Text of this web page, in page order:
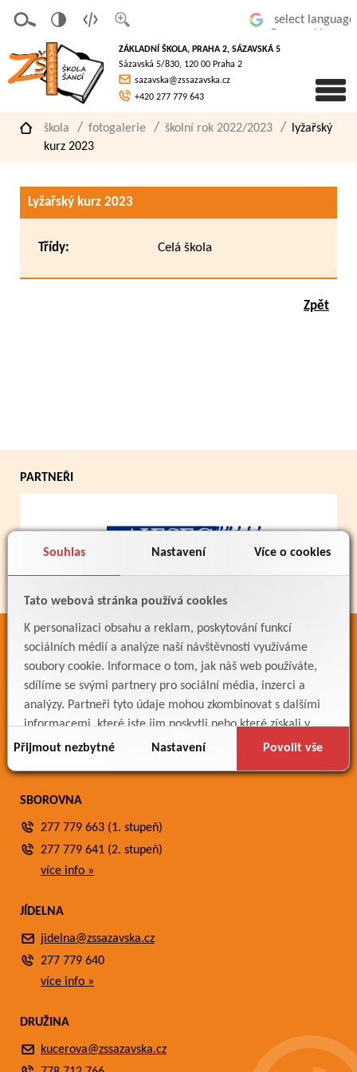
Souhlas Nastavení Více o cookies
Tato webová stránka používá cookies
K personalizaci obsahu a reklam, poskytování funkcí
sociálních médií a analýze naší návštěvnosti využíváme
soubory cookie. Informace o tom, jak náš web používáte,
sdílíme se svými partnery pro sociální média, inzerci a
analýzy. Partneři tyto údaje mohou zkombinovat s dalšími
informacemi, které jste jim poskytli nebo které získali v
důsledku toho, že používáte jejich služby.
Přijmout nezbytné Nastavení Povolit vše
písmo
á
verze
pro
slaboz
raké
ZÁKLADNÍ ŠKOLA, PRAHA 2, SÁZAVSKÁ 5
Sázavská 5/830, 120 00 Praha 2
sazavska@zssazavska.cz
+420 277 779 643
škola fotogalerie školní rok 2022/2023
lyžařský
kurz 2023
Lyžařský kurz 2023
Třídy: Celá škola
Zpět
PARTNEŘI
ODKAZY
Bakaláři
Jídelníček
Meteostanice
SBOROVNA
277 779 663 (1. stupeň)
277 779 641 (2. stupeň)
více info »
JÍDELNA
jidelna@zssazavska.cz
277 779 640
více info »
DRUŽINA
kucerova@zssazavska.cz